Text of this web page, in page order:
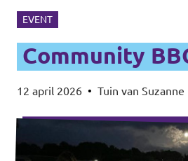
EVENT
Community
12 april 2026 • Tuin van Suzanne